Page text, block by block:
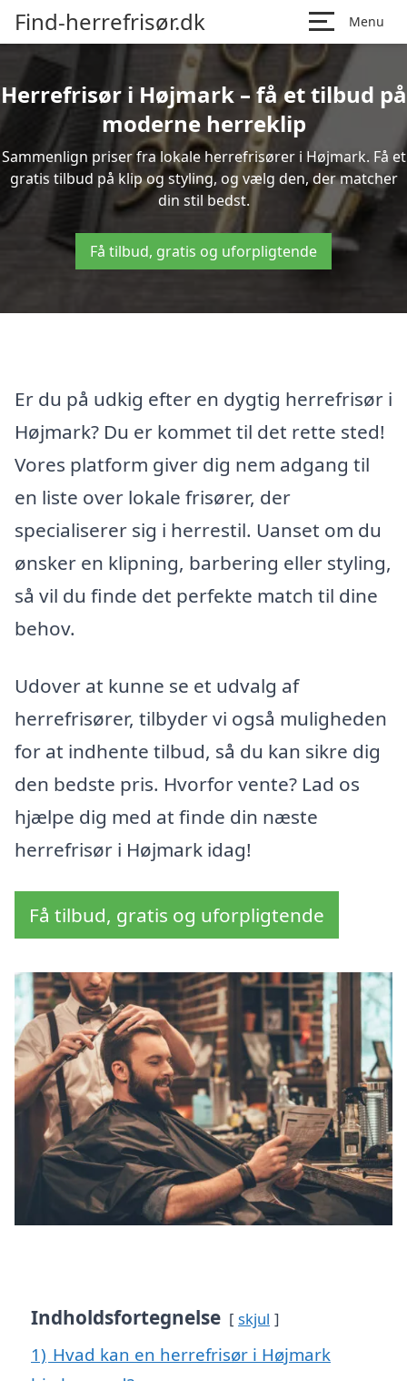
Find-herrefrisør.dk Menu
Herrefrisør i Højmark – få et tilbud på
moderne herreklip
Sammenlign priser fra lokale herrefrisører i Højmark. Få et
gratis tilbud på klip og styling, og vælg den, der matcher
din stil bedst.
Få tilbud, gratis og uforpligtende
Er du på udkig efter en dygtig herrefrisør i
Højmark? Du er kommet til det rette sted!
Vores platform giver dig nem adgang til
en liste over lokale frisører, der
specialiserer sig i herrestil. Uanset om du
ønsker en klipning, barbering eller styling,
så vil du finde det perfekte match til dine
behov.
Udover at kunne se et udvalg af
herrefrisører, tilbyder vi også muligheden
for at indhente tilbud, så du kan sikre dig
den bedste pris. Hvorfor vente? Lad os
hjælpe dig med at finde din næste
herrefrisør i Højmark idag!
Få tilbud, gratis og uforpligtende
Indholdsfortegnelse skjul
1) Hvad kan en herrefrisør i Højmark